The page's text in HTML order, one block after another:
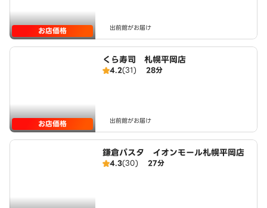
お店価格 出前館がお届け
お店価格
くら寿司 札幌平岡店
4.2(31) 28分
出前館がお届け
鎌倉パスタ イオンモール札幌平岡店
4.3(30) 27分